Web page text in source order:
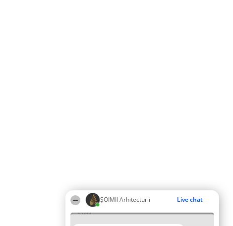
ȘOIMII Arhitecturii Live chat
01:06